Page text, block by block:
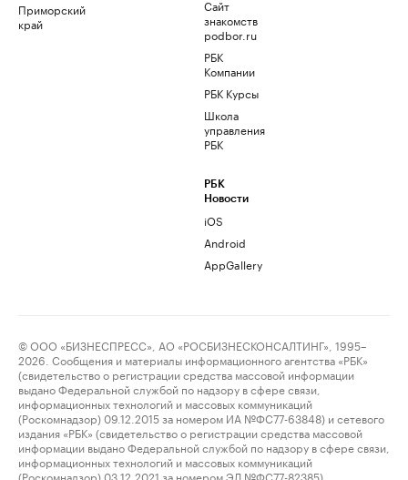
Приморский
край
Сайт
знакомств
podbor.ru
РБК
Компании
РБК Курсы
Школа
управления
РБК
РБК
Новости
iOS
Android
AppGallery
© ООО «БИЗНЕСПРЕСС», АО «РОСБИЗНЕСКОНСАЛТИНГ», 1995–
2026. Сообщения и материалы информационного агентства «РБК»
(свидетельство о регистрации средства массовой информации
выдано Федеральной службой по надзору в сфере связи,
информационных технологий и массовых коммуникаций
(Роскомнадзор) 09.12.2015 за номером ИА №ФС77-63848) и сетевого
издания «РБК» (свидетельство о регистрации средства массовой
информации выдано Федеральной службой по надзору в сфере связи,
информационных технологий и массовых коммуникаций
(Роскомнадзор) 03.12.2021 за номером ЭЛ №ФС77-82385)